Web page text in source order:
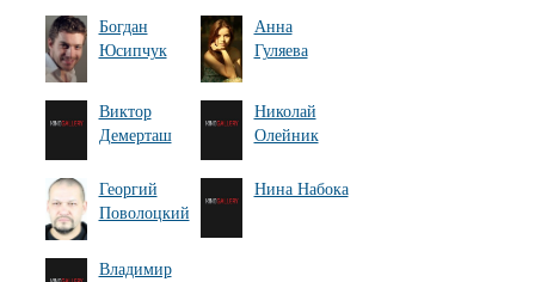
Богдан
Юсипчук
Анна
Гуляева
Виктор
Демерташ
Николай
Олейник
Георгий
Поволоцкий
Нина Набока
Владимир